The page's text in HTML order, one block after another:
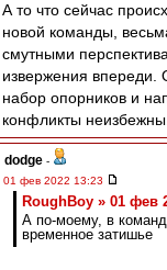
А то что сейчас
новой команды,
смутными
извержения впереди.
набор опорников и
конфликты неизбежны.
dodge -
01 фев 2022 13:23
RoughBoy » 01 фев
А по-моему, в
временное затишье